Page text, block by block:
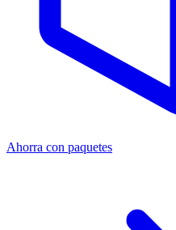
Ahorra con paquetes